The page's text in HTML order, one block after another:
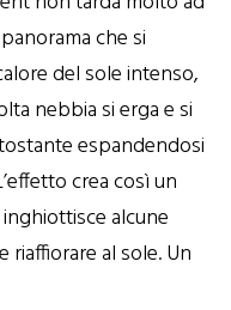
che si
del sole intenso,
nebbia si erga e si
espandendosi
crea così un
alcune
al sole. Un